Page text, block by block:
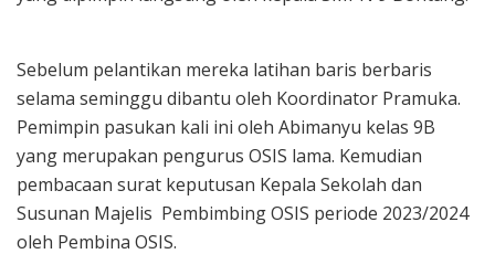
Sebelum pelantikan mereka latihan baris berbaris
selama seminggu dibantu oleh Koordinator Pramuka.
Pemimpin pasukan kali ini oleh Abimanyu kelas 9B
yang merupakan pengurus OSIS lama. Kemudian
pembacaan surat keputusan Kepala Sekolah dan
Susunan Majelis Pembimbing OSIS periode 2023/2024
oleh Pembina OSIS.